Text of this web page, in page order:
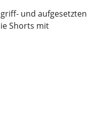
und aufgesetzten
Shorts mit